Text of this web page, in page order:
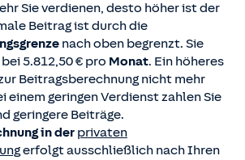
Sie verdienen, desto höher ist der
Beitrag ist durch die
nach oben begrenzt. Sie
5.812,50 € pro Monat. Ein höheres
Beitragsberechnung nicht mehr
einem geringen Verdienst zahlen Sie
geringere Beiträge.
in der privaten
erfolgt ausschließlich nach Ihren